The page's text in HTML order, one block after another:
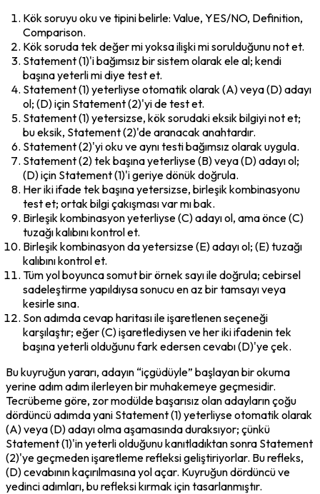
Kök soruyu oku ve tipini belirle: Value, YES/NO, Definition,
Comparison.
Kök soruda tek değer mi yoksa ilişki mi sorulduğunu not et.
Statement (1)'i bağımsız bir sistem olarak ele al; kendi
başına yeterli mi diye test et.
Statement (1) yeterliyse otomatik olarak (A) veya (D) adayı
ol; (D) için Statement (2)'yi de test et.
Statement (1) yetersizse, kök sorudaki eksik bilgiyi not et;
bu eksik, Statement (2)'de aranacak anahtardır.
Statement (2)'yi oku ve aynı testi bağımsız olarak uygula.
Statement (2) tek başına yeterliyse (B) veya (D) adayı ol;
(D) için Statement (1)'i geriye dönük doğrula.
Her iki ifade tek başına yetersizse, birleşik kombinasyonu
test et; ortak bilgi çakışması var mı bak.
Birleşik kombinasyon yeterliyse (C) adayı ol, ama önce (C)
tuzağı kalıbını kontrol et.
Birleşik kombinasyon da yetersizse (E) adayı ol; (E) tuzağı
kalıbını kontrol et.
Tüm yol boyunca somut bir örnek sayı ile doğrula; cebirsel
sadeleştirme yapıldıysa sonucu en az bir tamsayı veya
kesirle sına.
Son adımda cevap haritası ile işaretlenen seçeneği
karşılaştır; eğer (C) işaretlediysen ve her iki ifadenin tek
başına yeterli olduğunu fark edersen cevabı (D)'ye çek.
Bu kuyruğun yararı, adayın “içgüdüyle” başlayan bir okuma
yerine adım adım ilerleyen bir muhakemeye geçmesidir.
Tecrübeme göre, zor modülde başarısız olan adayların çoğu
dördüncü adımda yani Statement (1) yeterliyse otomatik olarak
(A) veya (D) adayı olma aşamasında duraksıyor; çünkü
Statement (1)'in yeterli olduğunu kanıtladıktan sonra Statement
(2)'ye geçmeden işaretleme refleksi geliştiriyorlar. Bu refleks,
(D) cevabının kaçırılmasına yol açar. Kuyruğun dördüncü ve
yedinci adımları, bu refleksi kırmak için tasarlanmıştır.